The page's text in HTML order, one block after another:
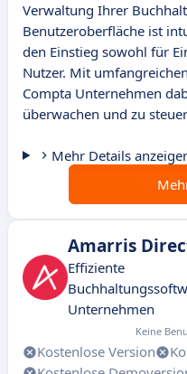
Verwaltung Ihrer
Benutzeroberfläche ist
den Einstieg sowohl für
Nutzer. Mit
Compta Unternehmen
überwachen und zu
Mehr Details
Amarris
Effiziente
Unternehmen
Keine
Kostenlose Version